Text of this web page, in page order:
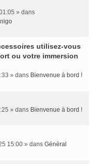
» dans
utilisez-vous
ou votre immersion
» dans Bienvenue à bord !
» dans Bienvenue à bord !
15:00 » dans Général